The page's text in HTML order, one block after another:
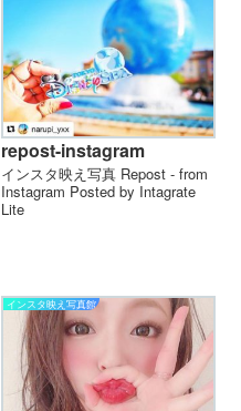
repost-instagram
インスタ映え写真 Repost - from
Instagram Posted by Intagrate
Lite
インスタ映え写真館